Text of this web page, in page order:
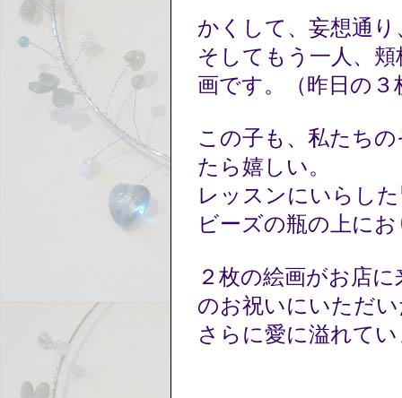
かくして、妄想通
そしてもう一人、
画です。（昨日の
この子も、私たち
たら嬉しい。
レッスンにいらし
ビーズの瓶の上に
２枚の絵画がお店
のお祝いにいただ
さらに愛に溢れて